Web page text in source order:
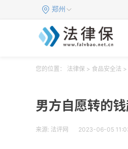
郑州
您的位置： 法律保 > 食品安全法 >
男方自愿转的
来源: 法评网 2023-06-05